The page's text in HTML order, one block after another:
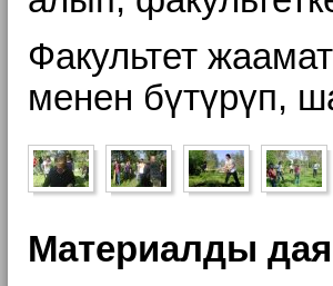
Факультет
менен бүтүрүп,
Материалды